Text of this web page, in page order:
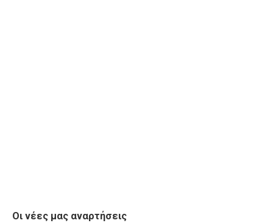
Οι νέες μας αναρτήσεις